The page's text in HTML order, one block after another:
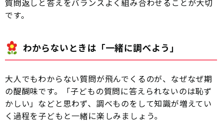
です。
わからないときは「一緒に調べよう」
大人でもわからない質問が飛んでくるのが、なぜなぜ期
の醍醐味です。「子どもの質問に答えられないのは恥ず
かしい」などと思わず、調べものをして知識が増えてい
く過程を子どもと一緒に楽しみましょう。